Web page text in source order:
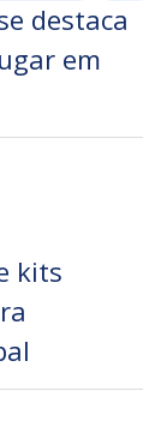
destaca
em
kits